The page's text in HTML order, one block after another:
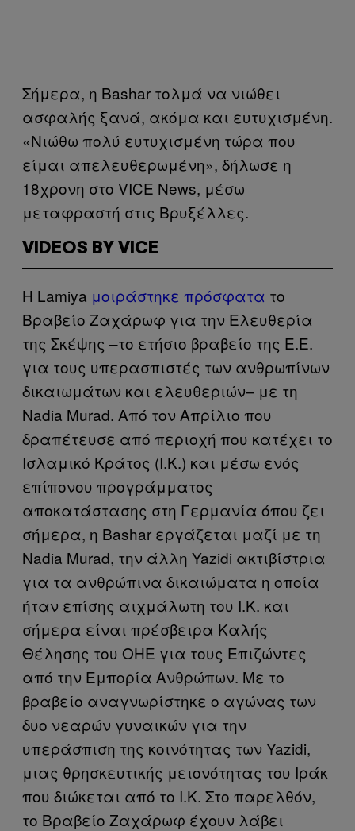
Σήμερα, η Bashar τολμά να νιώθει
ασφαλής ξανά, ακόμα και ευτυχισμένη.
«Νιώθω πολύ ευτυχισμένη τώρα που
είμαι απελευθερωμένη», δήλωσε η
18χρονη στο VICE News, μέσω
μεταφραστή στις Βρυξέλλες.
VIDEOS BY VICE
Η Lamiya μοιράστηκε πρόσφατα το
Βραβείο Ζαχάρωφ για την Ελευθερία
της Σκέψης –το ετήσιο βραβείο της Ε.Ε.
για τους υπερασπιστές των ανθρωπίνων
δικαιωμάτων και ελευθεριών– με τη
Nadia Murad. Από τον Απρίλιο που
δραπέτευσε από περιοχή που κατέχει το
Ισλαμικό Κράτος (Ι.Κ.) και μέσω ενός
επίπονου προγράμματος
αποκατάστασης στη Γερμανία όπου ζει
σήμερα, η Bashar εργάζεται μαζί με τη
Nadia Murad, την άλλη Yazidi ακτιβίστρια
για τα ανθρώπινα δικαιώματα η οποία
ήταν επίσης αιχμάλωτη του Ι.Κ. και
σήμερα είναι πρέσβειρα Καλής
Θέλησης του ΟΗΕ για τους Επιζώντες
από την Εμπορία Ανθρώπων. Με το
βραβείο αναγνωρίστηκε ο αγώνας των
δυο νεαρών γυναικών για την
υπεράσπιση της κοινότητας των Yazidi,
μιας θρησκευτικής μειονότητας του Ιράκ
που διώκεται από το Ι.Κ. Στο παρελθόν,
το Βραβείο Ζαχάρωφ έχουν λάβει